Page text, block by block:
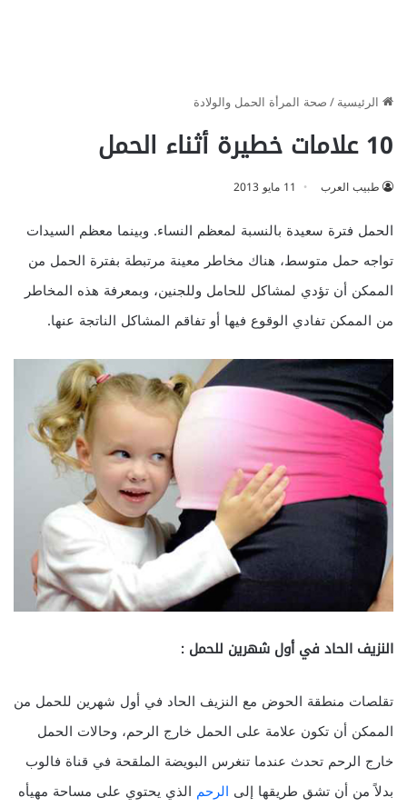
الرئيسية/صحة المرأة الحمل والولادة
10 علامات خطيرة أثناء الحمل
طبيب العرب 11 مايو 2013
الحمل فترة سعيدة بالنسبة لمعظم النساء. وبينما معظم السيدات
تواجه حمل متوسط، هناك مخاطر معينة مرتبطة بفترة الحمل من
الممكن أن تؤدي لمشاكل للحامل وللجنين، وبمعرفة هذه المخاطر
من الممكن تفادي الوقوع فيها أو تفاقم المشاكل الناتجة عنها.
النزيف الحاد في أول شهرين للحمل :
تقلصات منطقة الحوض مع النزيف الحاد في أول شهرين للحمل من
الممكن أن تكون علامة على الحمل خارج الرحم، وحالات الحمل
خارج الرحم تحدث عندما تنغرس البويضة الملقحة في قناة فالوب
بدلاً من أن تشق طريقها إلى الرحم الذي يحتوي على مساحة مهيأه